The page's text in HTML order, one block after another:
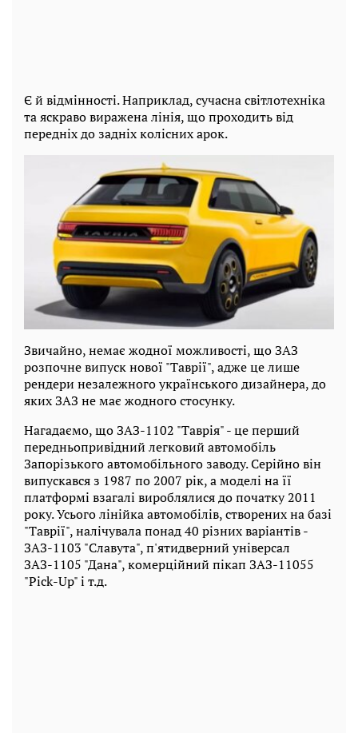
Є й відмінності. Наприклад, сучасна світлотехніка
та яскраво виражена лінія, що проходить від
передніх до задніх колісних арок.
Звичайно, немає жодної можливості, що ЗАЗ
розпочне випуск нової "Таврії", адже це лише
рендери незалежного українського дизайнера, до
яких ЗАЗ не має жодного стосунку.
Нагадаємо, що ЗАЗ-1102 "Таврія" - це перший
передньопривідний легковий автомобіль
Запорізького автомобільного заводу. Серійно він
випускався з 1987 по 2007 рік, а моделі на її
платформі взагалі вироблялися до початку 2011
року. Усього лінійка автомобілів, створених на базі
"Таврії", налічувала понад 40 різних варіантів -
ЗАЗ-1103 "Славута", п'ятидверний універсал
ЗАЗ-1105 "Дана", комерційний пікап ЗАЗ-11055
"Pick-Up" і т.д.